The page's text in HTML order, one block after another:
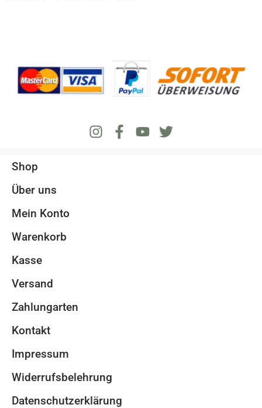
Shop
Über uns
Mein Konto
Warenkorb
Kasse
Versand
Zahlungarten
Kontakt
Impressum
Widerrufsbelehrung
Datenschutzerklärung